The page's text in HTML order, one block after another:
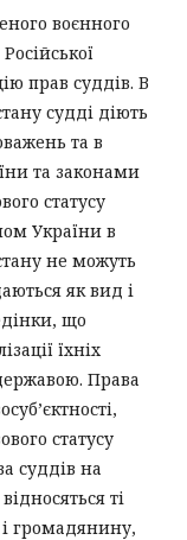
воєнного
прав суддів. В
судді діють
та в
та законами
статусу
України в
не можуть
як вид і
що
їхніх
Права
статусу
суддів на
ті
громадянину,